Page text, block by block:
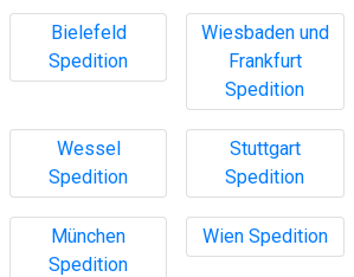
Bielefeld
Spedition
Wiesbaden und
Frankfurt
Spedition
Wessel
Spedition
Stuttgart
Spedition
München
Spedition
Wien Spedition